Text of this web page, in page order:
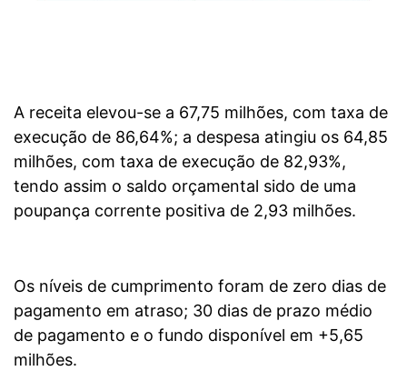
A receita elevou-se a 67,75 milhões, com taxa de
execução de 86,64%; a despesa atingiu os 64,85
milhões, com taxa de execução de 82,93%,
tendo assim o saldo orçamental sido de uma
poupança corrente positiva de 2,93 milhões.
Os níveis de cumprimento foram de zero dias de
pagamento em atraso; 30 dias de prazo médio
de pagamento e o fundo disponível em +5,65
milhões.